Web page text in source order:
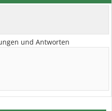
und Antworten